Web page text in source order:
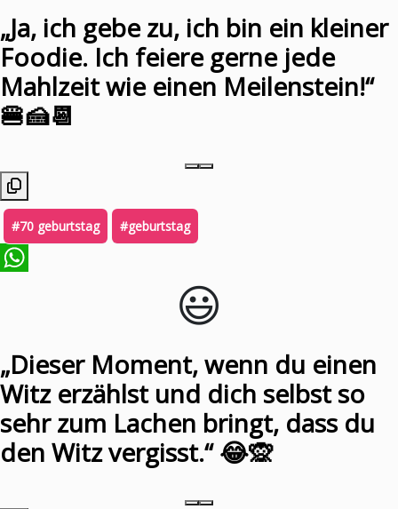
„Ja, ich gebe zu, ich bin ein kleiner
Foodie. Ich feiere gerne jede
Mahlzeit wie einen Meilenstein!“
🍔🍰📆
#70 geburtstag #geburtstag
😃️
„Dieser Moment, wenn du einen
Witz erzählst und dich selbst so
sehr zum Lachen bringt, dass du
den Witz vergisst.“ 😂🙊